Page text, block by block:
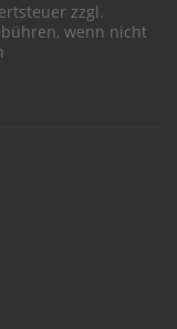
zzgl.
wenn nicht